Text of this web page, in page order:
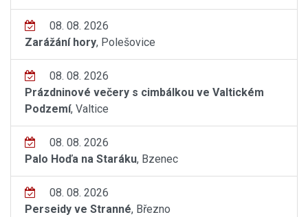
08. 08. 2026
Zarážání hory, Polešovice
08. 08. 2026
Prázdninové večery s cimbálkou ve Valtickém
Podzemí, Valtice
08. 08. 2026
Palo Hoďa na Staráku, Bzenec
08. 08. 2026
Perseidy ve Stranné, Březno